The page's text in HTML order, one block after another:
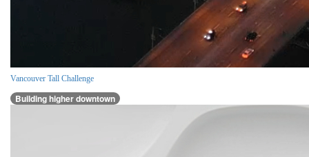
Vancouver Tall Challenge
Building higher downtown